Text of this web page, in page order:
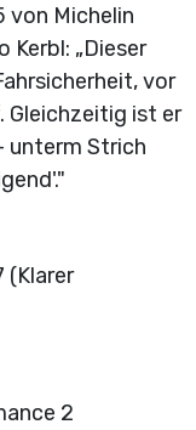
von Michelin
Kerbl: „Dieser
vor
Gleichzeitig ist er
unterm Strich
(Klarer
2